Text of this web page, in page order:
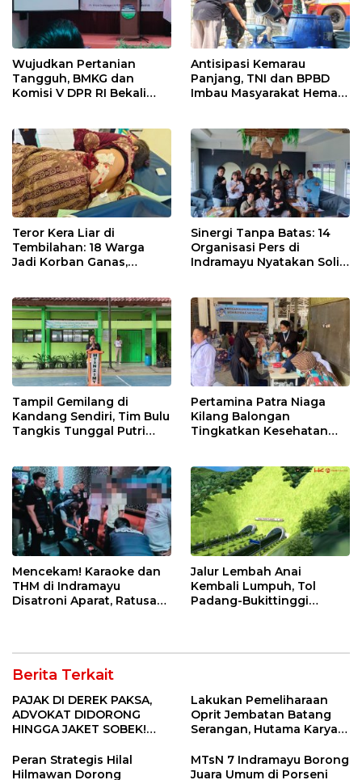
Wujudkan Pertanian
Tangguh, BMKG dan
Komisi V DPR RI Bekali
Antisipasi Kemarau
Panjang, TNI dan BPBD
Imbau Masyarakat Hemat
Teror Kera Liar di
Tembilahan: 18 Warga
Jadi Korban Ganas,
Sinergi Tanpa Batas: 14
Organisasi Pers di
Indramayu Nyatakan Solid
Tampil Gemilang di
Kandang Sendiri, Tim Bulu
Tangkis Tunggal Putri
Jatibarang 2026
Pertamina Patra Niaga
Kilang Balongan
Tingkatkan Kesehatan
Rutin dan Edukasi
Perawatan Gigi
Mencekam! Karaoke dan
THM di Indramayu
Disatroni Aparat, Ratusan
Jalur Lembah Anai
Kembali Lumpuh, Tol
Padang-Bukittinggi
Berita Terkait
PAJAK DI DEREK PAKSA,
ADVOKAT DIDORONG
HINGGA JAKET SOBEK!
Ngamuk Kepung Polresta
Pekanbaru!
Lakukan Pemeliharaan
Oprit Jembatan Batang
Serangan, Hutama Karya
55 Tol Binjai–Langsa
Peran Strategis Hilal
Hilmawan Dorong
MTsN 7 Indramayu Borong
Juara Umum di Porseni